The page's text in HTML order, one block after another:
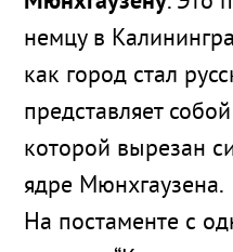
немцу в
как город стал
представляет
которой вырезан
ядре Мюнхгаузена.
На постаменте с